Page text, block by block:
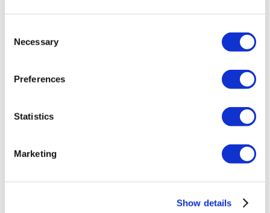
Selection
Necessary
Preferences
Statistics
Marketing
Show details
Acıbadem Healthcare Group
TÜRSAB – Операции на flymedi.com осуществляются
агентством группы A, зарегистрированным в TÜRSAB
(Сертификат № 12276).
медицинском туризме.
О нас